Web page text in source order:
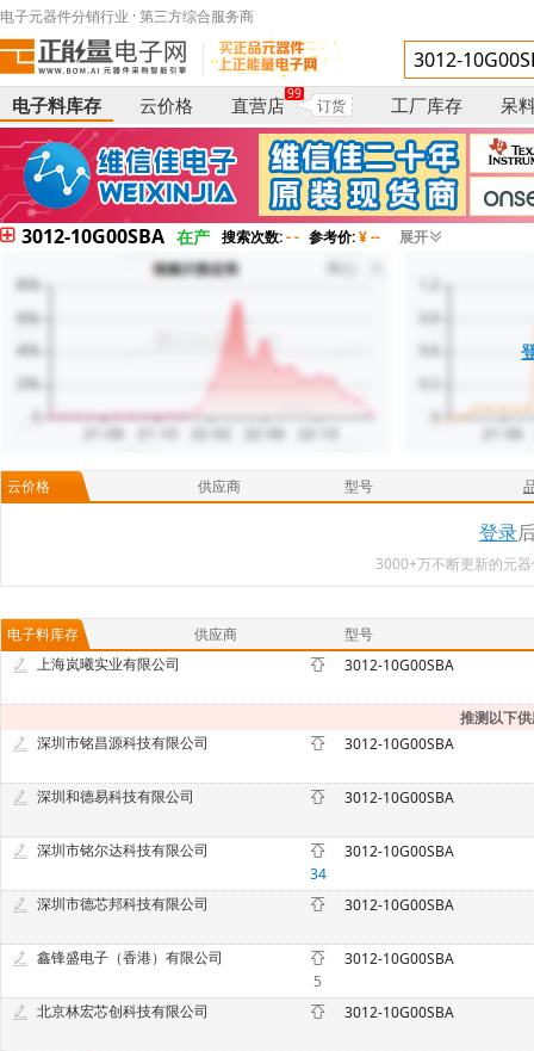
电子元器件分销行业 · 第三方综合服务商
电子料库存 云价格 直营店
99
订货 工厂库存 呆
3012-10G00SBA 在产 搜索次数:- - 参考价:¥ -- 展开
云价格 供应商 型号
登录
3000+万不断更新的元
电子料库存 供应商
型号
上海岚曦实业有限公司
3012-10G00SBA
推测以下
深圳市铭昌源科技有限公司
3012-10G00SBA
深圳和德易科技有限公司 3012-10G00SBA
深圳市铭尔达科技有限公司
34
3012-10G00SBA
深圳市德芯邦科技有限公司 3012-10G00SBA
鑫锋盛电子（香港）有限公司
5
3012-10G00SBA
北京林宏芯创科技有限公司 3012-10G00SBA